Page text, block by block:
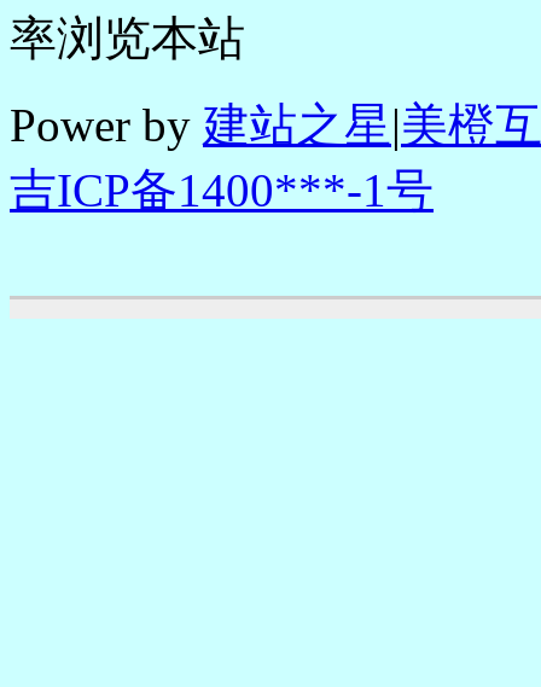
率浏览本站
Power by 建站之星|美橙
吉ICP备1400***-1号